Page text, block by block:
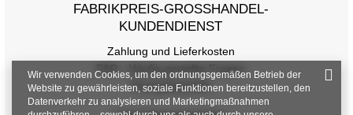
FABRIKPREIS-GROSSHANDEL-K
UNDENDIENST
Zahlung und Lieferkosten
FAQ - Häufig gestellte Fragen
Rückgabepolitik
Wir verwenden Cookies, um den ordnungsgemäßen Betrieb der
Website zu gewährleisten, soziale Funktionen bereitzustellen, den
Datenverkehr zu analysieren und Marketingmaßnahmen